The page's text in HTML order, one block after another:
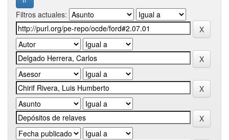
Filtros actuales: